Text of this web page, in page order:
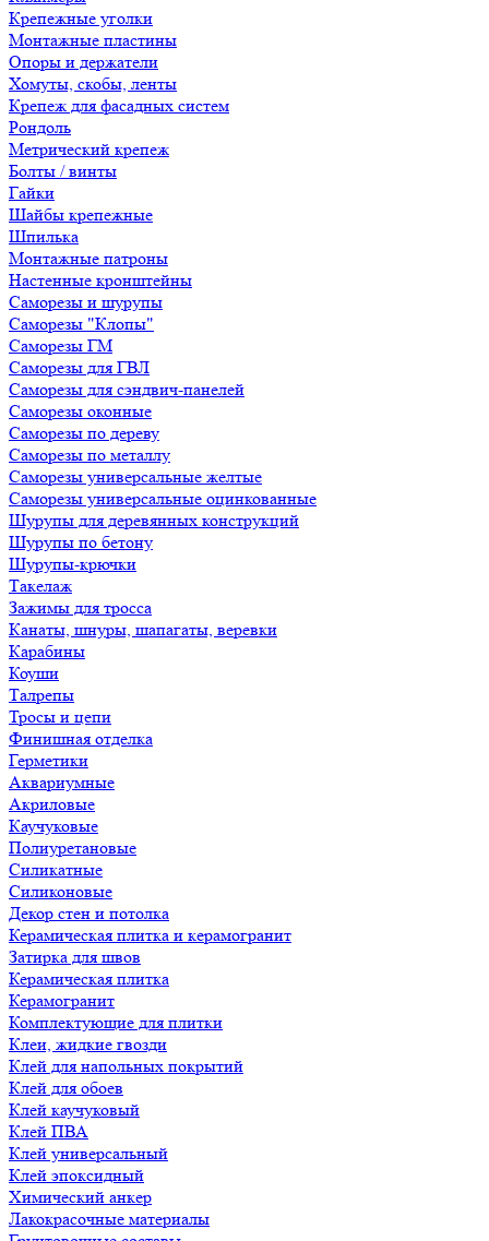
Крепежные уголки
Монтажные пластины
Опоры и держатели
Хомуты, скобы, ленты
Крепеж для фасадных систем
Рондоль
Метрический крепеж
Болты / винты
Гайки
Шайбы крепежные
Шпилька
Монтажные патроны
Настенные кронштейны
Саморезы и шурупы
Саморезы "Клопы"
Саморезы ГМ
Саморезы для ГВЛ
Саморезы для сэндвич-панелей
Саморезы оконные
Саморезы по дереву
Саморезы по металлу
Саморезы универсальные желтые
Саморезы универсальные оцинкованные
Шурупы для деревянных конструкций
Шурупы по бетону
Шурупы-крючки
Такелаж
Зажимы для тросса
Канаты, шнуры, шапагаты, веревки
Карабины
Коуши
Талрепы
Тросы и цепи
Финишная отделка
Герметики
Аквариумные
Акриловые
Каучуковые
Полиуретановые
Силикатные
Силиконовые
Декор стен и потолка
Керамическая плитка и керамогранит
Затирка для швов
Керамическая плитка
Керамогранит
Комплектующие для плитки
Клеи, жидкие гвозди
Клей для напольных покрытий
Клей для обоев
Клей каучуковый
Клей ПВА
Клей универсальный
Клей эпоксидный
Химический анкер
Лакокрасочные материалы